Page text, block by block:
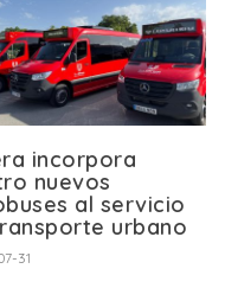
incorpora
nuevos
al servicio
urbano
31